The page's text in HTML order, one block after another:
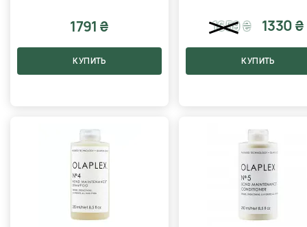
1791 ₴
КУПИТЬ
1659₴ 1330 ₴
КУПИТЬ